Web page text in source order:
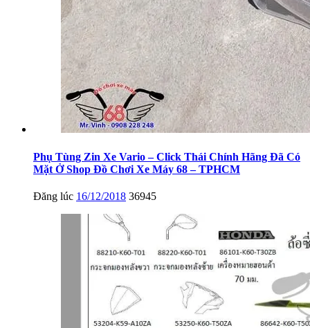
Phụ Tùng Zin Xe Vario – Click Thái Chính Hãng Đã Có
Mặt Ở Shop Đồ Chơi Xe Máy 68 – TPHCM
Đăng lúc 16/12/2018 36945